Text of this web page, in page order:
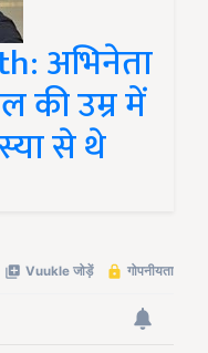
अभिनेता
की उम्र में
से थे